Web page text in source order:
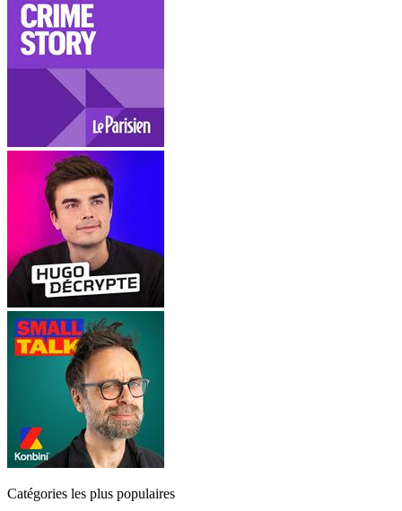
Catégories les plus populaires